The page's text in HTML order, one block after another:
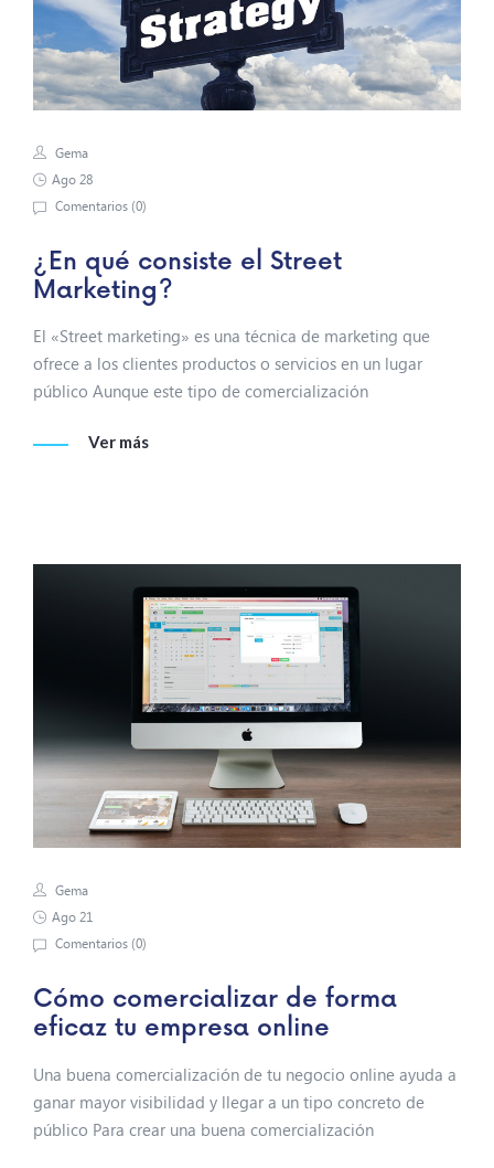
Gema
Ago 28
Comentarios (0)
¿En qué consiste el Street
Marketing?
El «Street marketing» es una técnica de marketing que
ofrece a los clientes productos o servicios en un lugar
público Aunque este tipo de comercialización
Ver más
Gema
Ago 21
Comentarios (0)
Cómo comercializar de forma
eficaz tu empresa online
Una buena comercialización de tu negocio online ayuda a
ganar mayor visibilidad y llegar a un tipo concreto de
público Para crear una buena comercialización